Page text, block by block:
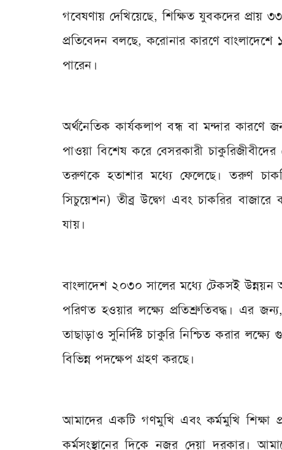
গবেষণায় দেখিয়েছে, শিক্ষিত যুবকদের
প্রতিবেদন বলছে, করোনার কারণে
পারেন।
অর্থনৈতিক কার্যকলাপ বন্ধ বা মন্দার
পাওয়া বিশেষ করে বেসরকারী
তরুণকে হতাশার মধ্যে ফেলেছে। তরুণ
সিচুয়েশন) তীব্র উদ্বেগ এবং চাকরির
যায়।
বাংলাদেশ ২০৩০ সালের মধ্যে টেকসই
পরিণত হওয়ার লক্ষ্যে প্রতিশ্রুতিবদ্ধ। এর
তাছাড়াও সুনির্দিষ্ট চাকুরি নিশ্চিত করার
বিভিন্ন পদক্ষেপ গ্রহণ করছে।
আমাদের একটি গণমুখি এবং কর্মমুখি
কর্মসংস্থানের দিকে নজর দেয়া দরকার।